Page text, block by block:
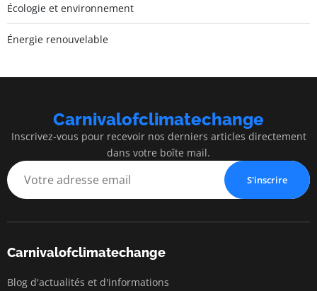
Écologie et environnement
Énergie renouvelable
Carnivalofclimatechange
Inscrivez-vous pour recevoir nos derniers articles directement
dans votre boîte mail.
S'inscrire
Carnivalofclimatechange
Blog d'actualités et d'informations